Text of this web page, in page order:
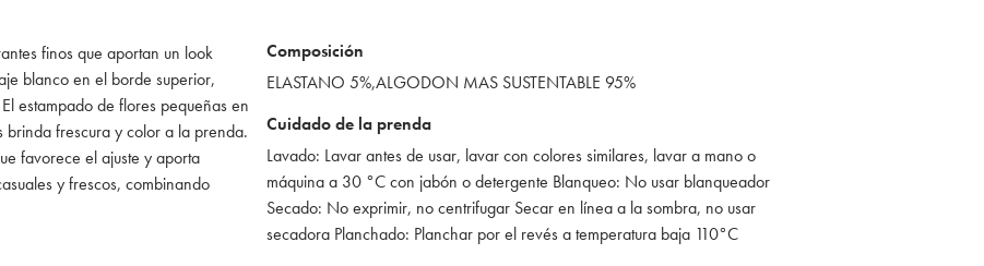
finos que aportan un look
blanco en el borde superior,
estampado de flores pequeñas en
brinda frescura y color a la prenda.
favorece el ajuste y aporta
y frescos, combinando
Composición
ELASTANO 5%,ALGODON MAS SUSTENTABLE 95%
Cuidado de la prenda
Lavado: Lavar antes de usar, lavar con colores similares, lavar a mano o
máquina a 30 °C con jabón o detergente Blanqueo: No usar blanqueador
Secado: No exprimir, no centrifugar Secar en línea a la sombra, no usar
secadora Planchado: Planchar por el revés a temperatura baja 110°C